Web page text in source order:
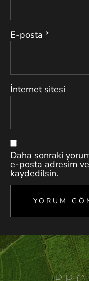
E-posta *
İnternet sitesi
Daha sonraki
e-posta adresim
kaydedilsin.